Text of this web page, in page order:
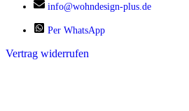
info@wohndesign-plus.de
Per WhatsApp
Vertrag widerrufen